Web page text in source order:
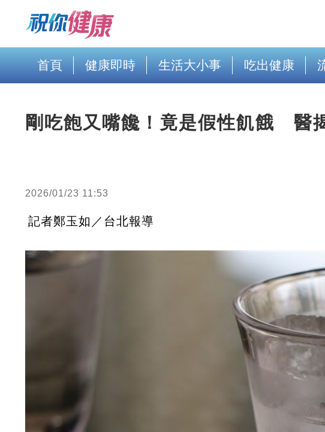
首頁 健康即時 生活大小事 吃出健康
剛吃飽又嘴饞！竟是假性飢餓 醫
2026/01/23 11:53
記者鄭玉如／台北報導